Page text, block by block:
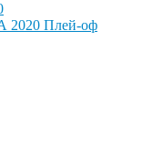
2020 Плей-оф